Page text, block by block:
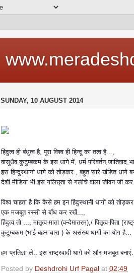
SUNDAY, 10 AUGUST 2014
हिंदुत्व ही बंधुत्व है, पूरा विश्व ही हिन्दू का तत्व है...,
वासुधैव कुटुम्बकम के इस धागे में, धर्म
इस हिन्दुस्थानी धागे को तोड़कर , बहुत सारे खंडित धागे
देशी मीडिया भी इस गलिछ्ता से गलीचे वाला जीवन जी
विश्व चाहता है कि कैसे हम इन हिंदुस्थानी धागों को
एक मजबूत रस्सी से बाँध कर रखें...,
हिंदुत्व तो ..., मातृत्व-माता (वन्देमातरम),/ पितृत्व-पिता
कुटुम्बकम (भाई-बहन चारा ) के असंख्य धागों का योग है...
हम प्रतिज्ञा ले.. इस राष्ट्रवादी धागे को और मजबूत
Posted by Deshdrohi Urf Pagal at 02:49